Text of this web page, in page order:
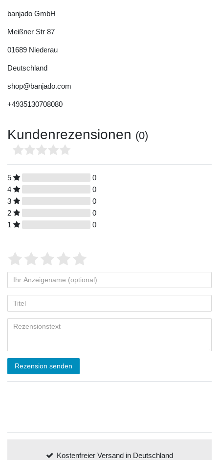
banjado GmbH
Meißner Str 87
01689 Niederau
Deutschland
shop@banjado.com
+4935130708080
Kundenrezensionen (0)
5
0
4
0
3
0
2
0
1
0
Rezension senden
Kostenfreier Versand in Deutschland